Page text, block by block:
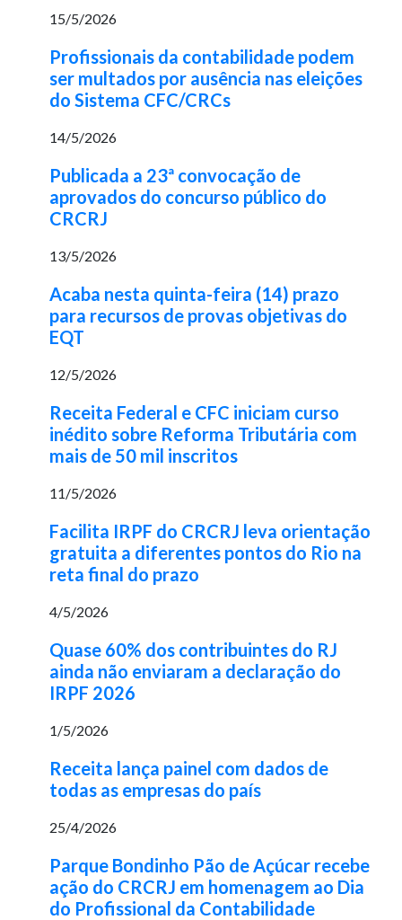
15/5/2026
Profissionais da contabilidade podem
ser multados por ausência nas eleições
do Sistema CFC/CRCs
14/5/2026
Publicada a 23ª convocação de
aprovados do concurso público do
CRCRJ
13/5/2026
Acaba nesta quinta-feira (14) prazo
para recursos de provas objetivas do
EQT
12/5/2026
Receita Federal e CFC iniciam curso
inédito sobre Reforma Tributária com
mais de 50 mil inscritos
11/5/2026
Facilita IRPF do CRCRJ leva orientação
gratuita a diferentes pontos do Rio na
reta final do prazo
4/5/2026
Quase 60% dos contribuintes do RJ
ainda não enviaram a declaração do
IRPF 2026
1/5/2026
Receita lança painel com dados de
todas as empresas do país
25/4/2026
Parque Bondinho Pão de Açúcar recebe
ação do CRCRJ em homenagem ao Dia
do Profissional da Contabilidade